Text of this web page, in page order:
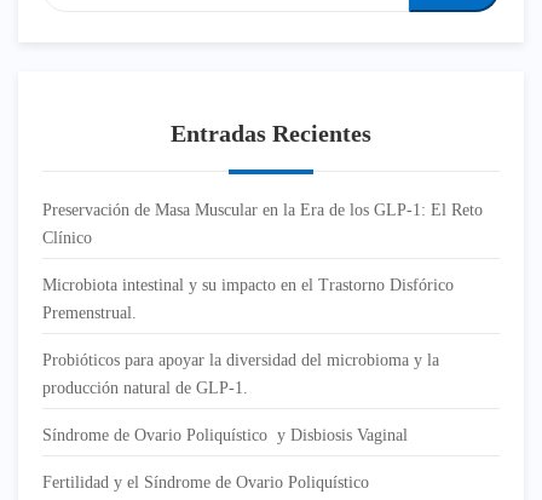
Entradas Recientes
Preservación de Masa Muscular en la Era de los GLP-1: El Reto
Clínico
Microbiota intestinal y su impacto en el Trastorno Disfórico
Premenstrual.
Probióticos para apoyar la diversidad del microbioma y la
producción natural de GLP-1.
Síndrome de Ovario Poliquístico y Disbiosis Vaginal
Fertilidad y el Síndrome de Ovario Poliquístico